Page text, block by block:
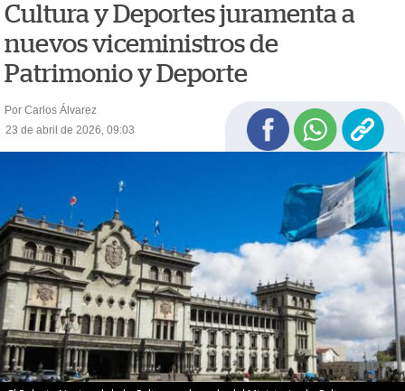
Cultura y Deportes juramenta a
nuevos viceministros de
Patrimonio y Deporte
Por Carlos Álvarez
23 de abril de 2026, 09:03